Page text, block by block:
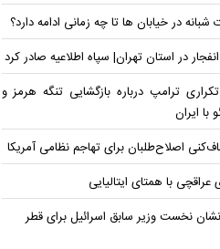
شبانه در خیابان ها تا چه زمانی ادامه دارد؟
در استان تهران| سپاه اطلاعیه صادر کرد
ترامپ درباره بازگشایی تنگه هرمز و
با ایران
اصلاح‌طلبان برای تهاجم نظامی آمریکا
با همتای ایتالیایی
نخست وزیر سابق اسرائیل برای قطر